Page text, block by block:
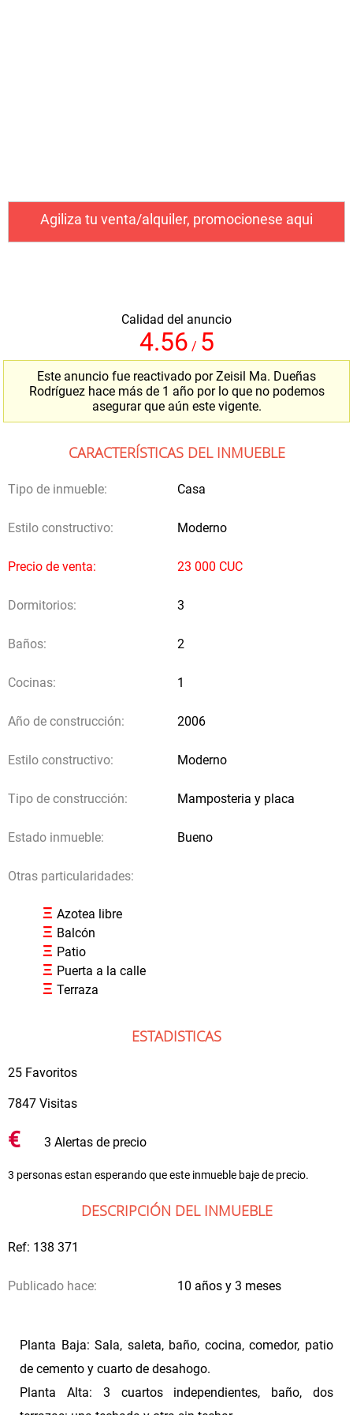
Agiliza tu venta/alquiler, promocionese aqui
Calidad del anuncio
4.56 / 5
Este anuncio fue reactivado por Zeisil Ma. Dueñas
Rodríguez hace más de 1 año por lo que no podemos
asegurar que aún este vigente.
CARACTERÍSTICAS DEL INMUEBLE
Tipo de inmueble: Casa
Estilo constructivo: Moderno
Precio de venta: 23 000 CUC
Dormitorios: 3
Baños: 2
Cocinas: 1
Año de construcción: 2006
Estilo constructivo: Moderno
Tipo de construcción: Mamposteria y placa
Estado inmueble: Bueno
Otras particularidades:
Ξ Azotea libre
Ξ Balcón
Ξ Patio
Ξ Puerta a la calle
Ξ Terraza
ESTADISTICAS
25 Favoritos
7847 Visitas
€ 3 Alertas de precio
3 personas estan esperando que este inmueble baje de precio.
DESCRIPCIÓN DEL INMUEBLE
Ref: 138 371
Publicado hace: 10 años y 3 meses
Planta Baja: Sala, saleta, baño, cocina, comedor, patio
de cemento y cuarto de desahogo.
Planta Alta: 3 cuartos independientes, baño, dos
Teléfono *
Selecciona SI las siguientes casillas y NO pierdas la
Vía sms o teléfonica
Crear aviso